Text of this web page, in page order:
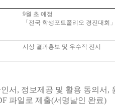
9월 초 예정
「 전국 학생포트폴리오 경진대회
시상 결과홍보 및 우수작 전시
서 , 정보제공 및 활용 동의서 ,
파일로 제출(서명날인 완료)